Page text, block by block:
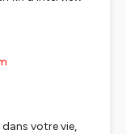
votre vie,